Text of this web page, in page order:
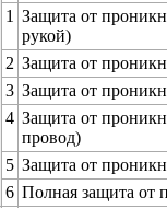
1 Защита от
рукой)
2 Защита от
3 Защита от
4 Защита от
провод)
5 Защита от
6 Полная защита от